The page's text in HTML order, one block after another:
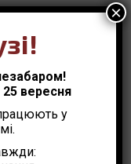
25
вересня
у
×